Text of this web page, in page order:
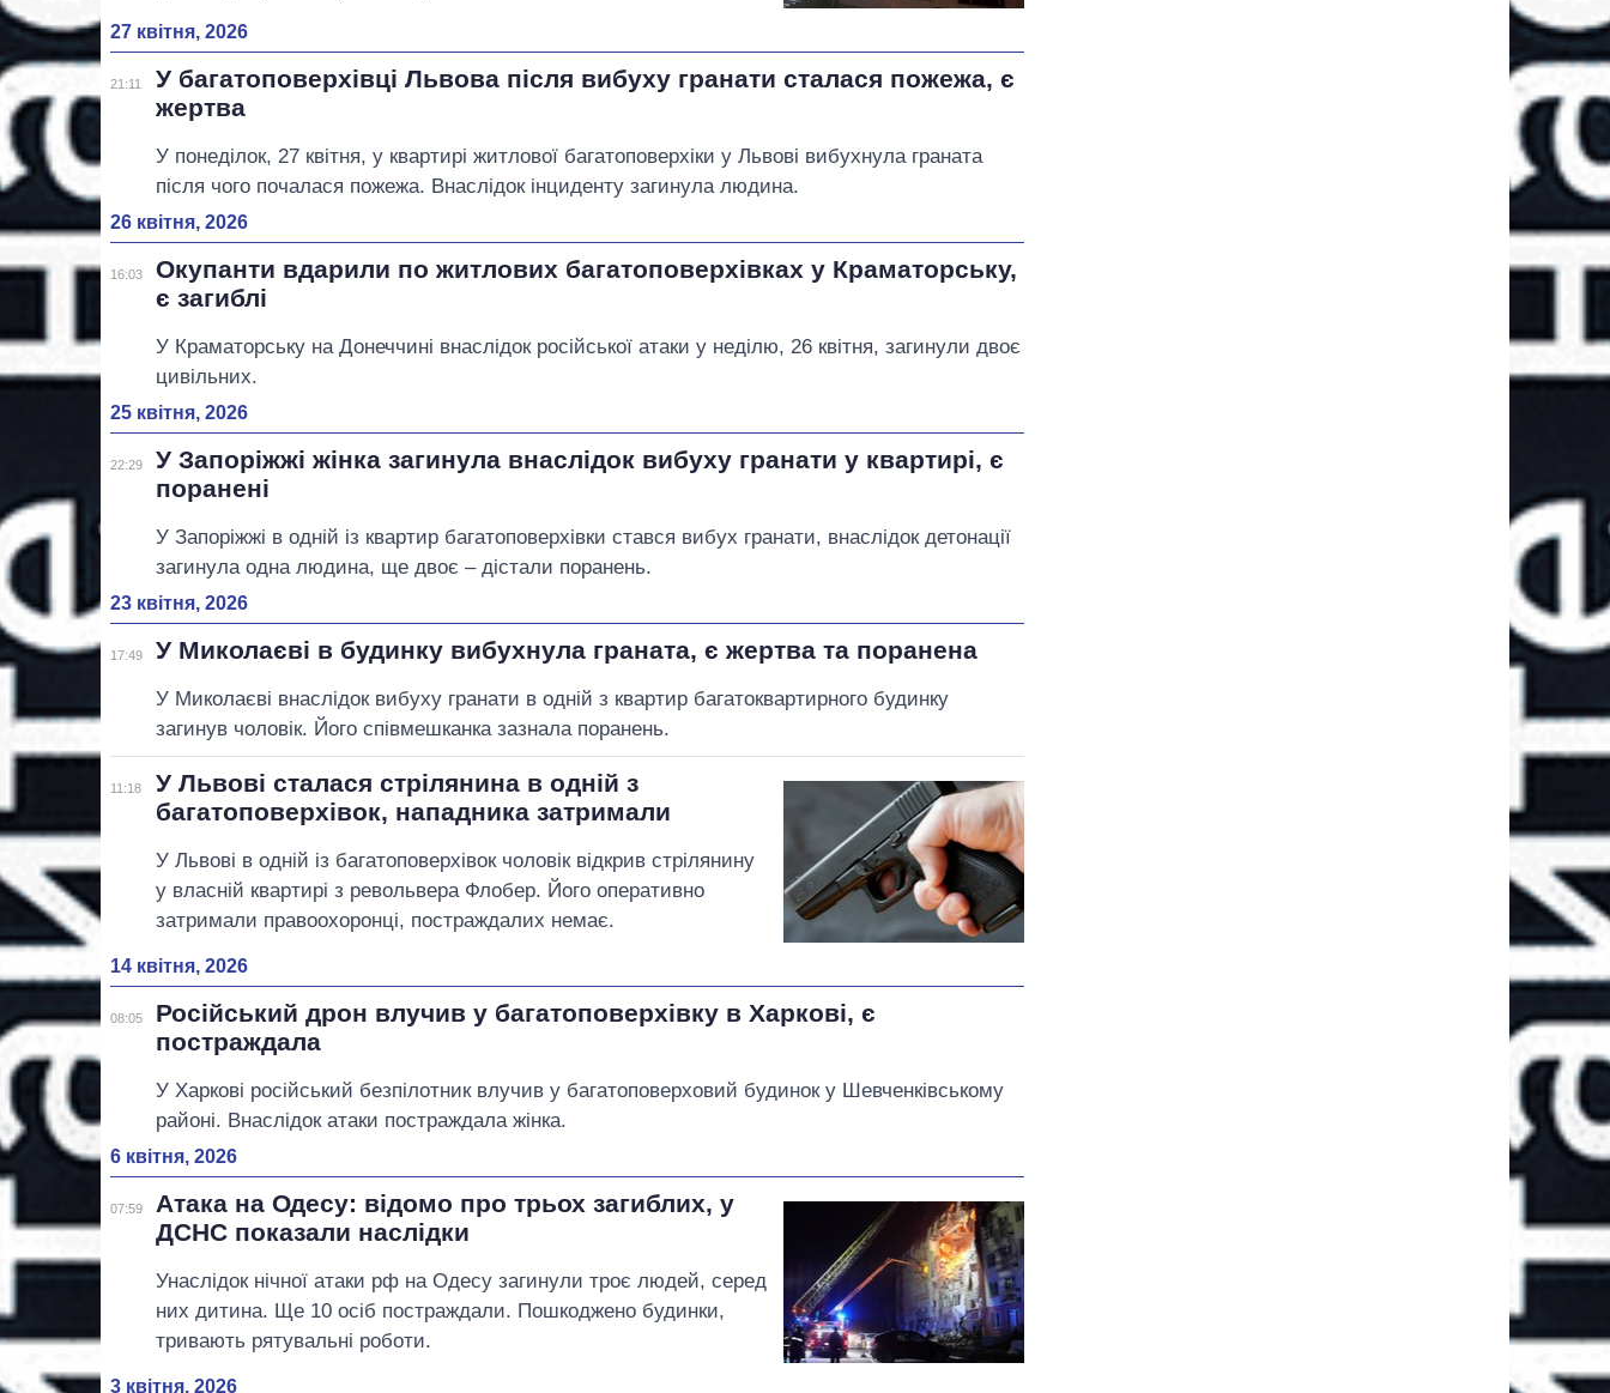
27 квітня, 2026
21:11
У багатоповерхівці Львова після вибуху гранати сталася пожежа, є
жертва
У понеділок, 27 квітня, у квартирі житлової багатоповерхіки у Львові вибухнула граната
після чого почалася пожежа. Внаслідок інциденту загинула людина.
26 квітня, 2026
16:03
Окупанти вдарили по житлових багатоповерхівках у Краматорську,
є загиблі
У Краматорську на Донеччині внаслідок російської атаки у неділю, 26 квітня, загинули двоє
цивільних.
25 квітня, 2026
22:29
У Запоріжжі жінка загинула внаслідок вибуху гранати у квартирі, є
поранені
У Запоріжжі в одній із квартир багатоповерхівки стався вибух гранати, внаслідок детонації
загинула одна людина, ще двоє – дістали поранень.
23 квітня, 2026
17:49 У Миколаєві в будинку вибухнула граната, є жертва та поранена
У Миколаєві внаслідок вибуху гранати в одній з квартир багатоквартирного будинку
загинув чоловік. Його співмешканка зазнала поранень.
11:18
У Львові сталася стрілянина в одній з
багатоповерхівок, нападника затримали
У Львові в одній із багатоповерхівок чоловік відкрив стрілянину
у власній квартирі з револьвера Флобер. Його оперативно
затримали правоохоронці, постраждалих немає.
14 квітня, 2026
08:05
Російський дрон влучив у багатоповерхівку в Харкові, є
постраждала
У Харкові російський безпілотник влучив у багатоповерховий будинок у Шевченківському
районі. Внаслідок атаки постраждала жінка.
6 квітня, 2026
07:59
Атака на Одесу: відомо про трьох загиблих, у
ДСНС показали наслідки
Унаслідок нічної атаки рф на Одесу загинули троє людей, серед
них дитина. Ще 10 осіб постраждали. Пошкоджено будинки,
тривають рятувальні роботи.
3 квітня, 2026